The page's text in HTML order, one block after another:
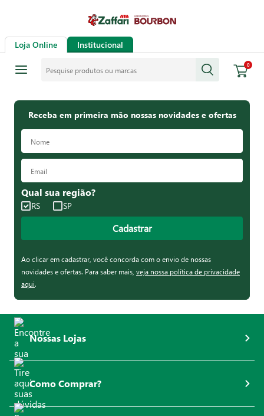
Loja Online Institucional
0
Receba em primeira mão nossas novidades e ofertas
Qual sua região?
RS SP
Cadastrar
Ao clicar em cadastrar, você concorda com o envio de nossas
novidades e ofertas. Para saber mais, veja nossa política de privacidade
aqui.
Nossas Lojas
Como Comprar?